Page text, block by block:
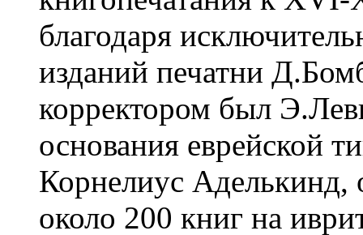
благодаря
изданий печатни
корректором был
основания еврейской
Корнелиус
около 200 книг на